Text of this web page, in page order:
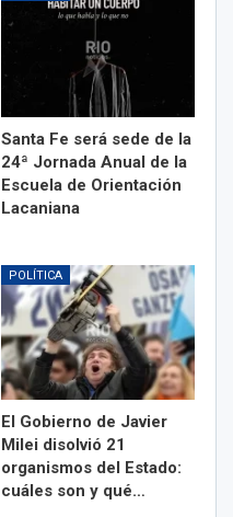
Santa Fe será sede de la
24ª Jornada Anual de la
Escuela de Orientación
Lacaniana
POLÍTICA
El Gobierno de Javier
Milei disolvió 21
organismos del Estado:
cuáles son y qué…